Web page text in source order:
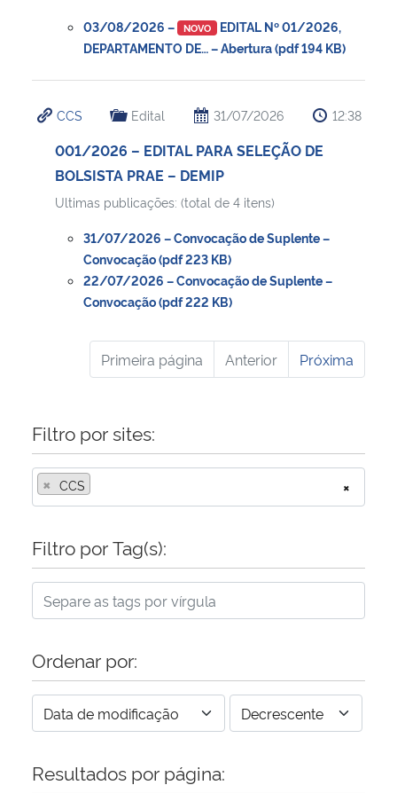
03/08/2026 – NOVO EDITAL Nº 01/2026,
DEPARTAMENTO DE… – Abertura (pdf 194 KB)
CCS Edital 31/07/2026 12:38
001/2026 – EDITAL PARA SELEÇÃO DE
BOLSISTA PRAE – DEMIP
Ultimas publicações: (total de 4 itens)
31/07/2026 – Convocação de Suplente –
Convocação (pdf 223 KB)
22/07/2026 – Convocação de Suplente –
Convocação (pdf 222 KB)
Primeira página Anterior Próxima
Filtro por sites:
×
× CCS
Filtro por Tag(s):
Ordenar por:
Resultados por página: